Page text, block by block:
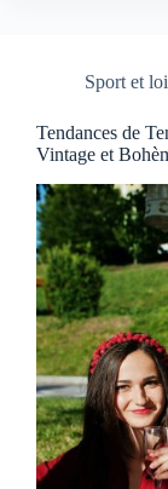
Sport et
Tendances de
Vintage et